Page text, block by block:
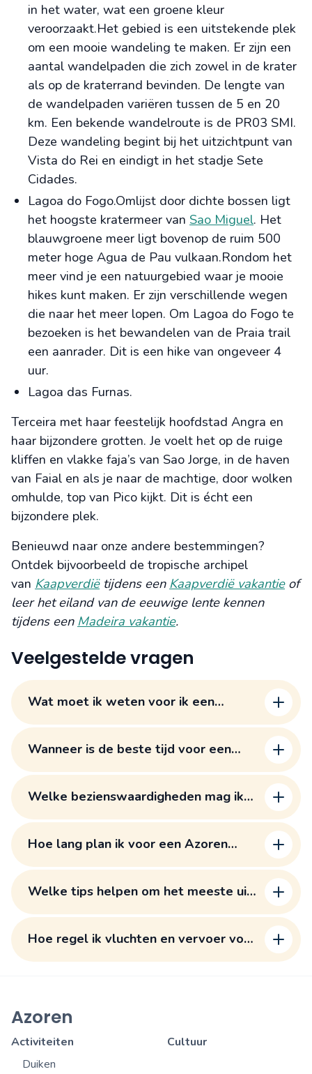
in het water, wat een groene kleur
veroorzaakt.Het gebied is een uitstekende plek
om een mooie wandeling te maken. Er zijn een
aantal wandelpaden die zich zowel in de krater
als op de kraterrand bevinden. De lengte van
de wandelpaden variëren tussen de 5 en 20
km. Een bekende wandelroute is de PR03 SMI.
Deze wandeling begint bij het uitzichtpunt van
Vista do Rei en eindigt in het stadje Sete
Cidades.
Lagoa do Fogo.Omlijst door dichte bossen ligt
het hoogste kratermeer van Sao Miguel. Het
blauwgroene meer ligt bovenop de ruim 500
meter hoge Agua de Pau vulkaan.Rondom het
meer vind je een natuurgebied waar je mooie
hikes kunt maken. Er zijn verschillende wegen
die naar het meer lopen. Om Lagoa do Fogo te
bezoeken is het bewandelen van de Praia trail
een aanrader. Dit is een hike van ongeveer 4
uur.
Lagoa das Furnas.
Terceira met haar feestelijk hoofdstad Angra en
haar bijzondere grotten. Je voelt het op de ruige
kliffen en vlakke faja’s van Sao Jorge, in de haven
van Faial en als je naar de machtige, door wolken
omhulde, top van Pico kijkt. Dit is écht een
bijzondere plek.
Benieuwd naar onze andere bestemmingen?
Ontdek bijvoorbeeld de tropische archipel
van Kaapverdiëtijdens een Kaapverdië vakantieof
leer het eiland van de eeuwige lente kennen
tijdens een Madeira vakantie.
Veelgestelde vragen
Wat moet ik weten voor ik een
Wanneer is de beste tijd voor een
Welke bezienswaardigheden mag ik
Hoe lang plan ik voor een Azoren
Welke tips helpen om het meeste uit
Hoe regel ik vluchten en vervoer voor
Azoren
Activiteiten
Duiken
Cultuur